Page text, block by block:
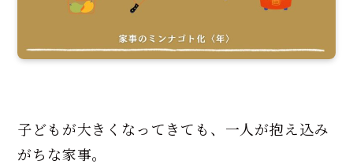
子どもが大きくなってきても、一人が抱え込み
がちな家事。